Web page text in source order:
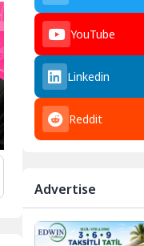
YouTube
Linkedin
Reddit
Advertise